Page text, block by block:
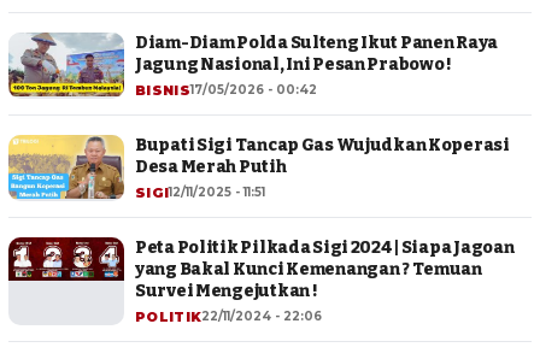
Diam-Diam Polda Sulteng Ikut Panen Raya
Jagung Nasional, Ini Pesan Prabowo !
BISNIS17/05/2026 - 00:42
Bupati Sigi Tancap Gas Wujudkan Koperasi
Desa Merah Putih
SIGI12/11/2025 - 11:51
Peta Politik Pilkada Sigi 2024 | Siapa Jagoan
yang Bakal Kunci Kemenangan ? Temuan
Survei Mengejutkan !
POLITIK22/11/2024 - 22:06